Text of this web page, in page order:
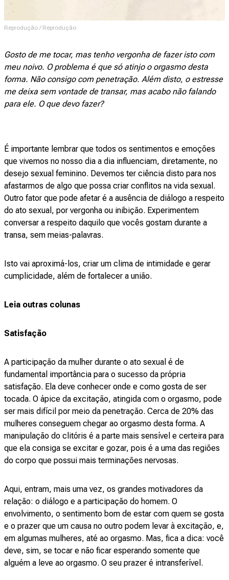
Reprodução / Reprodução
Gosto de me tocar, mas tenho vergonha de fazer isto com
meu noivo. O problema é que só atinjo o orgasmo desta
forma. Não consigo com penetração. Além disto, o estresse
me deixa sem vontade de transar, mas acabo não falando
para ele. O que devo fazer?
É importante lembrar que todos os sentimentos e emoções
que vivemos no nosso dia a dia influenciam, diretamente, no
desejo sexual feminino. Devemos ter ciência disto para nos
afastarmos de algo que possa criar conflitos na vida sexual.
Outro fator que pode afetar é a ausência de diálogo a respeito
do ato sexual, por vergonha ou inibição. Experimentem
conversar a respeito daquilo que vocês gostam durante a
transa, sem meias-palavras.
Isto vai aproximá-los, criar um clima de intimidade e gerar
cumplicidade, além de fortalecer a união.
Leia outras colunas
Satisfação
A participação da mulher durante o ato sexual é de
fundamental importância para o sucesso da própria
satisfação. Ela deve conhecer onde e como gosta de ser
tocada. O ápice da excitação, atingida com o orgasmo, pode
ser mais difícil por meio da penetração. Cerca de 20% das
mulheres conseguem chegar ao orgasmo desta forma. A
manipulação do clitóris é a parte mais sensível e certeira para
que ela consiga se excitar e gozar, pois é a uma das regiões
do corpo que possui mais terminações nervosas.
Aqui, entram, mais uma vez, os grandes motivadores da
relação: o diálogo e a participação do homem. O
envolvimento, o sentimento bom de estar com quem se gosta
e o prazer que um causa no outro podem levar à excitação, e,
em algumas mulheres, até ao orgasmo. Mas, fica a dica: você
deve, sim, se tocar e não ficar esperando somente que
alguém a leve ao orgasmo. O seu prazer é intransferível.